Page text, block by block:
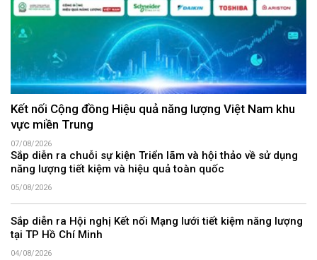
Kết nối Cộng đồng Hiệu quả năng lượng Việt Nam khu
vực miền Trung
07/08/2026
Sắp diễn ra chuỗi sự kiện Triển lãm và hội thảo về sử dụng
năng lượng tiết kiệm và hiệu quả toàn quốc
05/08/2026
Sắp diễn ra Hội nghị Kết nối Mạng lưới tiết kiệm năng lượng
tại TP Hồ Chí Minh
04/08/2026